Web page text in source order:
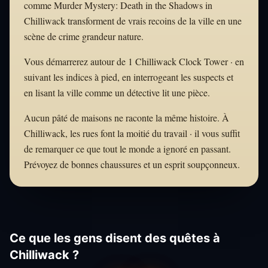
comme Murder Mystery: Death in the Shadows in
Chilliwack transforment de vrais recoins de la ville en une
scène de crime grandeur nature.
Vous démarrerez autour de 1 Chilliwack Clock Tower · en
suivant les indices à pied, en interrogeant les suspects et
en lisant la ville comme un détective lit une pièce.
Aucun pâté de maisons ne raconte la même histoire. À
Chilliwack, les rues font la moitié du travail · il vous suffit
de remarquer ce que tout le monde a ignoré en passant.
Prévoyez de bonnes chaussures et un esprit soupçonneux.
Ce que les gens disent des quêtes à
Chilliwack ?